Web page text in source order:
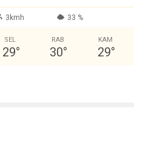
3kmh 33 %
SEL
29°
RAB
30°
KAM
29°